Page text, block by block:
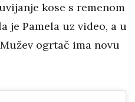
kose s remenom
je Pamela uz video, a u
ogrtač ima novu